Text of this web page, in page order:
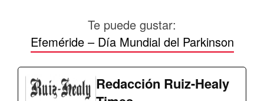
Te puede gustar:
Efeméride – Día Mundial del Parkinson
Redacción Ruiz-Healy